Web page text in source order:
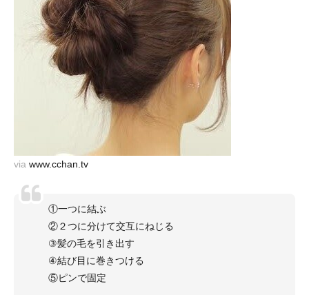
via www.cchan.tv
①一つに結ぶ
②２つに分けて交互にねじる
③髪の毛を引き出す
④結び目に巻きつける
⑤ピンで固定